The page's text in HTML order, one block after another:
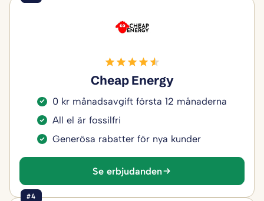
Cheap Energy
0 kr månadsavgift första 12 månaderna
All el är fossilfri
Generösa rabatter för nya kunder
Se erbjudanden
#4